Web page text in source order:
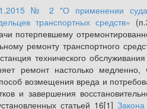
№ 2 "О применении
транспортных средств»
потерпевшему
ремонту транспортного
технического
ремонт настолько медленно,
возмещения вреда и
и завершения
статьей 16[1]